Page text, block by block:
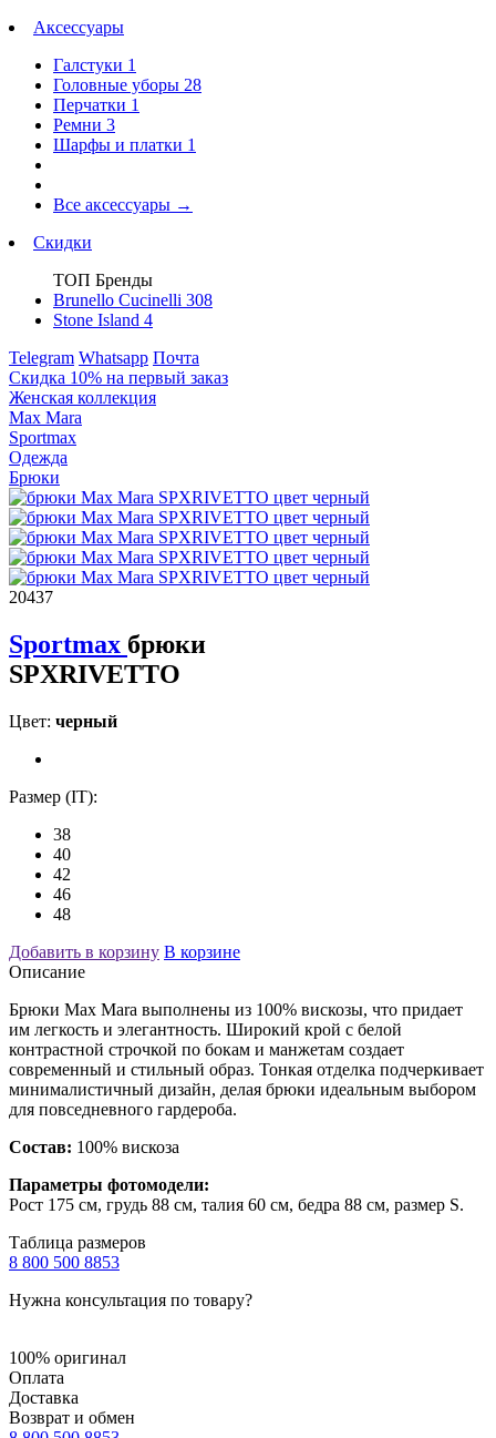
Аксессуары
Галстуки 1
Головные уборы 28
Перчатки 1
Ремни 3
Шарфы и платки 1
Все аксессуары →
Скидки
ТОП Бренды
Brunello Cucinelli 308
Stone Island 4
Telegram Whatsapp Почта
Скидка 10% на первый заказ
Женская коллекция
Max Mara
Sportmax
Одежда
Брюки
20437
Sportmax брюки
SPXRIVETTO
Цвет: черный
Размер (IT):
38
40
42
46
48
Добавить в корзину В корзине
Описание
Брюки Max Mara выполнены из 100% вискозы, что придает
им легкость и элегантность. Широкий крой с белой
контрастной строчкой по бокам и манжетам создает
современный и стильный образ. Тонкая отделка подчеркивает
минималистичный дизайн, делая брюки идеальным выбором
для повседневного гардероба.
Состав: 100% вискоза
Параметры фотомодели:
Рост 175 см, грудь 88 см, талия 60 см, бедра 88 см, размер S.
Таблица размеров
8 800 500 8853
Нужна консультация по товару?
100% оригинал
Оплата
Доставка
Возврат и обмен